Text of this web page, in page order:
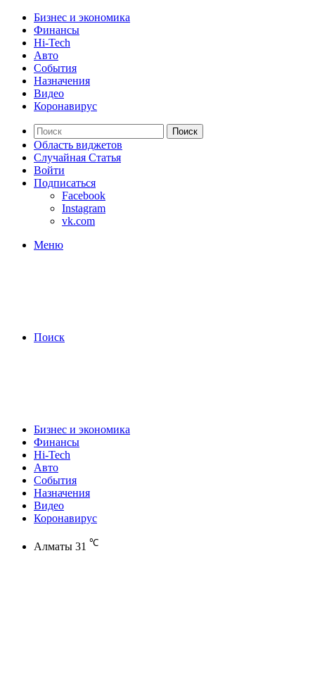
Бизнес и экономика
Финансы
Hi-Tech
Авто
События
Назначения
Видео
Коронавирус
Поиск
Область виджетов
Случайная Статья
Войти
Подписаться
Facebook
Instagram
vk.com
Меню
Поиск
Бизнес и экономика
Финансы
Hi-Tech
Авто
События
Назначения
Видео
Коронавирус
Алматы 31 ℃